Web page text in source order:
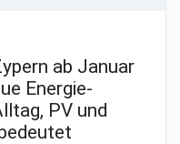
ab Januar
Energie-
PV und